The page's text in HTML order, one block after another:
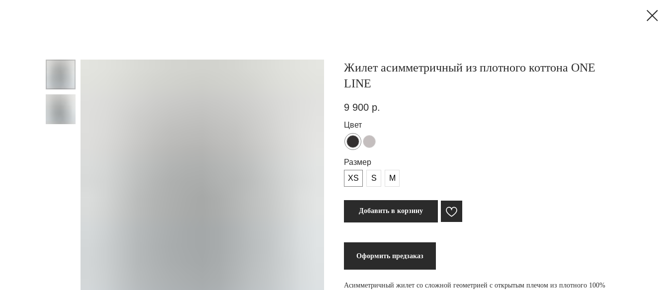
Жилет асимметричный из плотного коттона ONE
LINE
9 900 р.
Цвет
Размер
XS
S M
Добавить в корзину
Оформить предзаказ
Асимметричный жилет со сложной геометрией с открытым плечом из плотного 100%